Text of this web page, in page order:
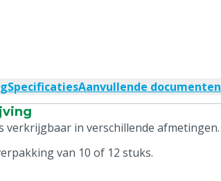
SpecificatiesAanvullende documenten
verkrijgbaar in verschillende afmetingen.
van 10 of 12 stuks.